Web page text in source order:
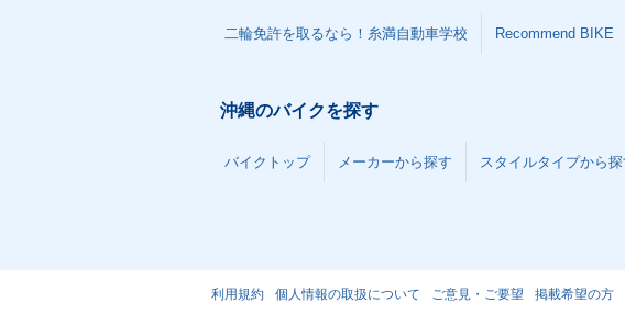
二輪免許を取るなら！糸満自動車学校 Recommend BIKE
沖縄のバイクを探す
バイクトップ メーカーから探す スタイルタイプから探
利用規約 個人情報の取扱について ご意見・ご要望 掲載希望の方